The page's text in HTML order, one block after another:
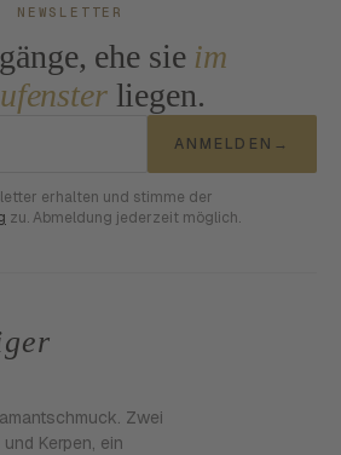
NEWSLETTER
ehe sie im
liegen.
ANMELDEN →
erhalten und stimme der
zu. Abmeldung jederzeit möglich.
Zwei
Kerpen, ein